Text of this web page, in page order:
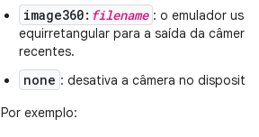
image360: filename : o emulador usa
equirretangular para a saída da
recentes.
none : desativa a câmera no
Por exemplo: